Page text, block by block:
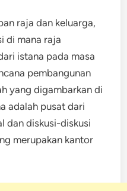
raja dan keluarga,
di mana raja
istana pada masa
pembangunan
yang digambarkan di
adalah pusat dari
dan diskusi-diskusi
merupakan kantor